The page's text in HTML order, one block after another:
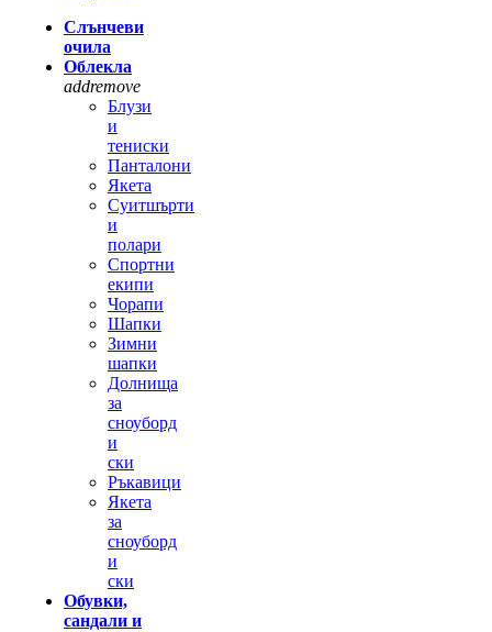
Слънчеви
очила
Облекла
addremove
Блузи
и
тениски
Панталони
Якета
Суитшърти
и
полари
Спортни
екипи
Чорапи
Шапки
Зимни
шапки
Долнища
за
сноуборд
и
ски
Ръкавици
Якета
за
сноуборд
и
ски
Обувки,
сандали и